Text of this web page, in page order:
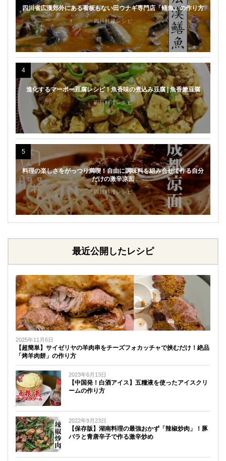
四川省広漢郊外にある看板もない田ウナギ専門店「鳝魚」の作り方
四川料理レシピ
4
進化するマーボー豆腐レシピ！魚香味の煮込み豆腐 | 魚香嫩豆腐
四川料理レシピ
5
料理の楽しさをがっつり満喫！自由に調味料を組み合せて作る自分
だけの激辛凉面
四川料理レシピ
最近公開したレシピ
2025年11月6日
【超簡単】サイゼリヤの羊肉串をチーズフォカッチャで挟むだけ！絶品
「烤羊肉餅」の作り方
2023年6月13日
【中国発！白酒アイス】五糧液を使ったアイスクリ
ームの作り方
2022年9月23日
【保存版】湖南料理の最強おかず「辣椒炒肉」！豚
バラと青唐辛子で作る激辛炒め